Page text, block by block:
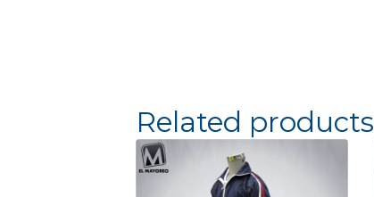
Related products